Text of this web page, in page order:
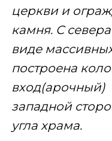
церкви и
камня. С
виде
построена
вход(арочный)
западной
угла храма.